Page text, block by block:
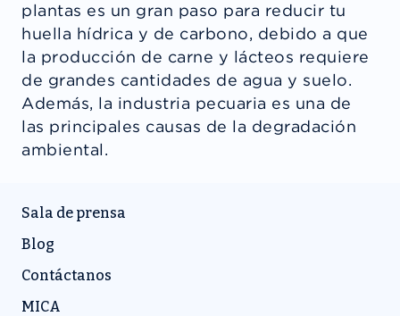
plantas es un gran paso para reducir tu
huella hídrica y de carbono, debido a que
la producción de carne y lácteos requiere
de grandes cantidades de agua y suelo.
Además, la industria pecuaria es una de
las principales causas de la degradación
ambiental.
Sala de prensa
Blog
Contáctanos
MICA